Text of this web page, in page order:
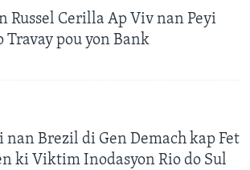
Russel Cerilla Ap Viv nan Peyi
Travay pou yon Bank
nan Brezil di Gen Demach kap Fet
ki Viktim Inodasyon Rio do Sul